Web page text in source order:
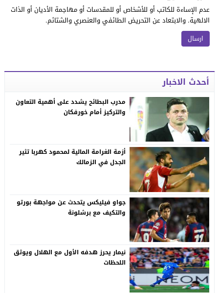
عدم الإساءة للكاتب أو للأشخاص أو للمقدسات أو مهاجمة الأديان أو الذات
الالهية. والابتعاد عن التحريض الطائفي والعنصري والشتائم.
أحدث الاخبار
مدرب البطائح يشدد على أهمية التعاون
والتركيز أمام خورفكان
أزمة الغرامة المالية لمحمود كهربا تثير
الجدل في الزمالك
جواو فيليكس يتحدث عن مواجهة بورتو
والتكيف مع برشلونة
نيمار يحرز هدفه الأول مع الهلال ويوثق
اللحظات